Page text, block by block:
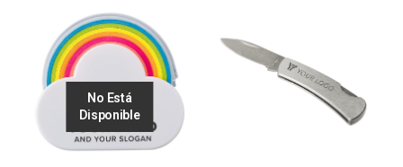
No Está
Disponible